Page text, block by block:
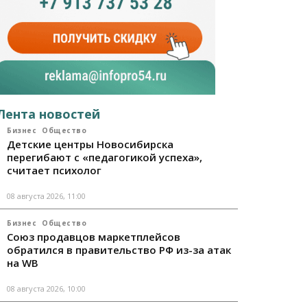
новостей
Бизнес Общество
Детские центры Новосибирска
перегибают с «педагогикой успеха»,
считает психолог
08 августа 2026, 11:00
Бизнес Общество
Союз продавцов маркетплейсов
обратился в правительство РФ из-за атак
на WB
08 августа 2026, 10:00